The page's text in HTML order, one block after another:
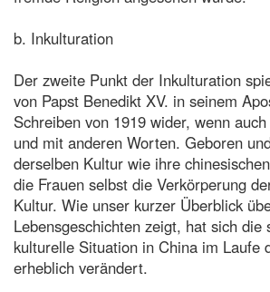
b. Inkulturation
Der zweite Punkt der Inkulturation
von Papst Benedikt XV. in seinem
Schreiben von 1919 wider, wenn
und mit anderen Worten. Geboren
derselben Kultur wie ihre
die Frauen selbst die Verkörperung
Kultur. Wie unser kurzer Überblick
Lebensgeschichten zeigt, hat sich die
kulturelle Situation in China im Laufe
erheblich verändert.